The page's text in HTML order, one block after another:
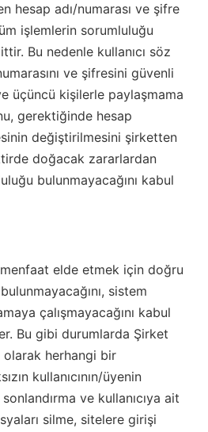
hesap adı/numarası ve şifre
işlemlerin sorumluluğu
Bu nedenle kullanıcı söz
ve şifresini güvenli
üçüncü kişilerle paylaşmama
gerektiğinde hesap
değiştirilmesini şirketten
doğacak zararlardan
bulunmayacağını kabul
menfaat elde etmek için doğru
sistem
çalışmayacağını kabul
Bu gibi durumlarda Şirket
olarak herhangi bir
kullanıcının/üyenin
ve kullanıcıya ait
silme, sitelere girişi